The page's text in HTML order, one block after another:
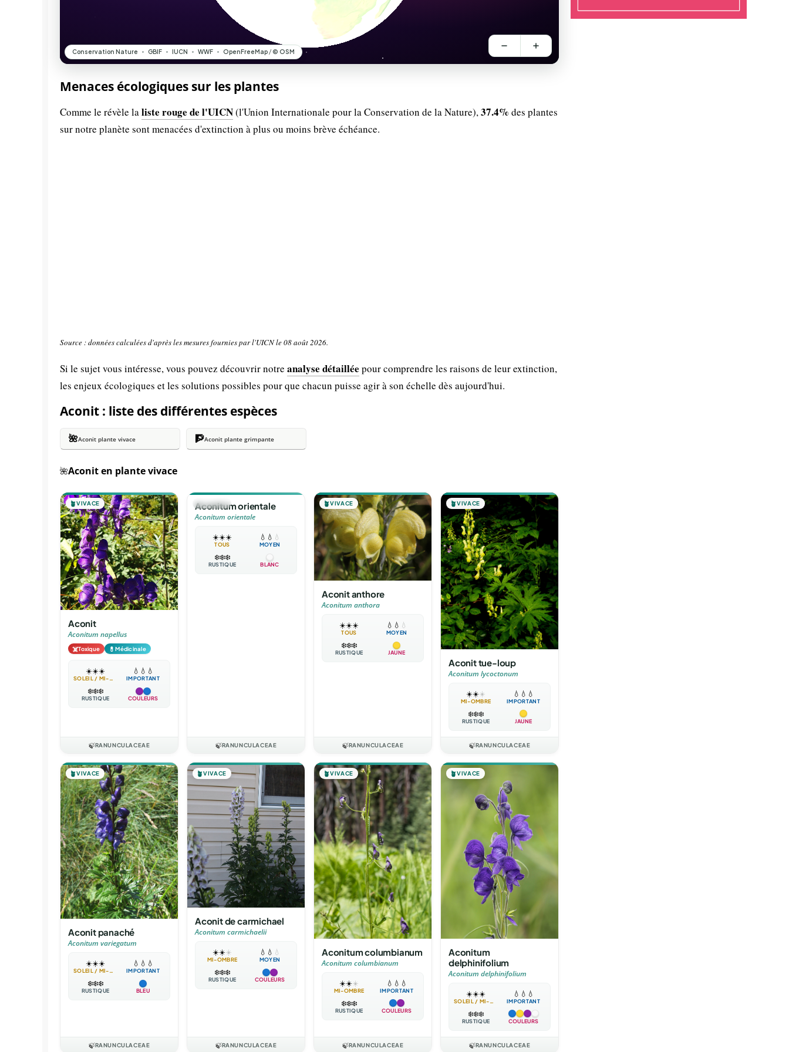
Menaces écologiques sur les plantes
Comme le révèle laliste rouge de l'UICN(l'Union Internationale pour la Conservation de la Nature),37.4% des plantes
sur notre planète sont menacées d'extinction à plus ou moins brève échéance.
Source : données calculées d'après les mesures fournies par l'UICN le 08 août 2026.
Si le sujet vous intéresse, vous pouvez découvrir notre analyse détaillée pour comprendre les raisons de leur extinction,
les enjeux écologiques et les solutions possibles pour que chacun puisse agir à son échelle dès aujourd'hui.
Aconit : liste des différentes espèces
🌺Aconit plante vivace 🧗Aconit plante grimpante
🌺Aconit en plante vivace
🪴VIVACE
Aconit
Aconitum napellus
☠️Toxique 💊Médicinale
☀️☀️☀️
SOLEIL / MI-OMBRE
💧 💧 💧
IMPORTANT
❄️❄️❄️
RUSTIQUE COULEURS
🍃RANUNCULACEAE
🪴VIVACE
Aconitum orientale
Aconitum orientale
☀️☀️☀️
TOUS
💧 💧 💧
MOYEN
❄️❄️❄️
RUSTIQUE BLANC
🍃RANUNCULACEAE
🪴VIVACE
Aconit anthore
Aconitum anthora
☀️☀️☀️
TOUS
💧 💧 💧
MOYEN
❄️❄️❄️
RUSTIQUE JAUNE
🍃RANUNCULACEAE
🪴VIVACE
Aconit tue-loup
Aconitum lycoctonum
☀️☀️☀️
MI-OMBRE
💧 💧 💧
IMPORTANT
❄️❄️❄️
RUSTIQUE JAUNE
🍃RANUNCULACEAE
🪴VIVACE
Aconit panaché
Aconitum variegatum
☀️☀️☀️
SOLEIL / MI-OMBRE
💧 💧 💧
IMPORTANT
❄️❄️❄️
RUSTIQUE BLEU
🍃RANUNCULACEAE
🪴VIVACE
Aconit de carmichael
Aconitum carmichaelii
☀️☀️☀️
MI-OMBRE
💧 💧 💧
MOYEN
❄️❄️❄️
RUSTIQUE COULEURS
🍃RANUNCULACEAE
🪴VIVACE
Aconitum columbianum
Aconitum columbianum
☀️☀️☀️
MI-OMBRE
💧 💧 💧
IMPORTANT
❄️❄️❄️
RUSTIQUE COULEURS
🍃RANUNCULACEAE
🪴VIVACE
Aconitum
delphinifolium
Aconitum delphinifolium
☀️☀️☀️
SOLEIL / MI-OMBRE
💧 💧 💧
IMPORTANT
❄️❄️❄️
RUSTIQUE COULEURS
🍃RANUNCULACEAE